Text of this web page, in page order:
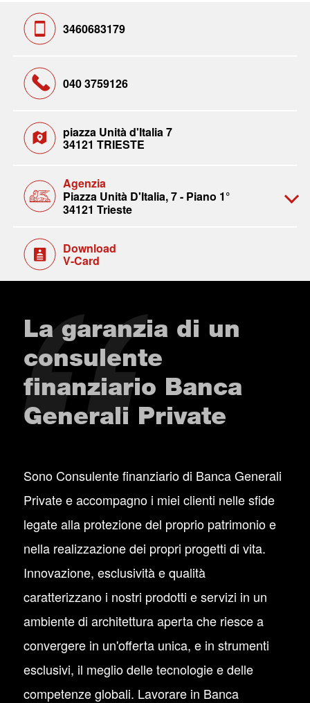
3460683179
040 3759126
piazza Unità d'Italia 7
34121 TRIESTE
Agenzia
Piazza Unità D'Italia, 7 - Piano 1°
34121 Trieste
Download
V-Card
La garanzia di un
consulente
finanziario Banca
Generali Private
Sono Consulente finanziario di Banca Generali
Private e accompagno i miei clienti nelle sfide
legate alla protezione del proprio patrimonio e
nella realizzazione dei propri progetti di vita.
Innovazione, esclusività e qualità
caratterizzano i nostri prodotti e servizi in un
ambiente di architettura aperta che riesce a
convergere in un'offerta unica, e in strumenti
esclusivi, il meglio delle tecnologie e delle
competenze globali. Lavorare in Banca